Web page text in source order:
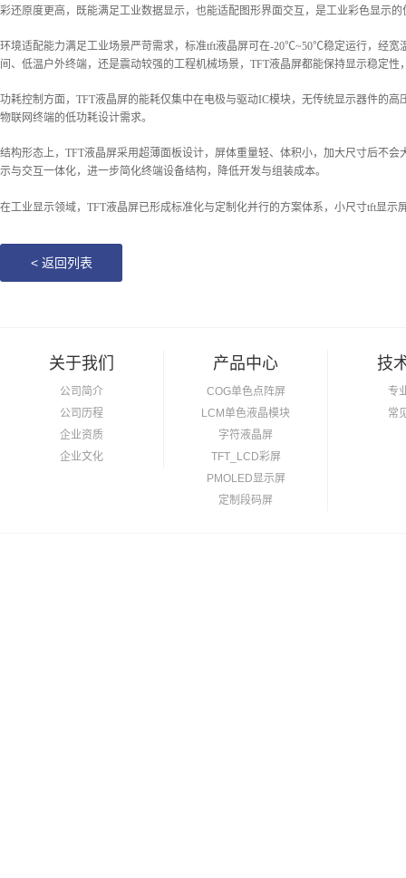
彩还原度更高，既能满足工业数据显示，也能适配图形界面交互，是工业彩色显示的
环境适配能力满足工业场景严苛需求，标准tft液晶屏可在-20℃~50℃稳定运行，经宽
间、低温户外终端，还是震动较强的工程机械场景，TFT液晶屏都能保持显示稳定
功耗控制方面， TFT液晶屏的能耗仅集中在电极与驱动IC模块，无传统显示器件的
物联网终端的低功耗设计需求。
结构形态上， TFT液晶屏采用超薄面板设计，屏体重量轻、体积小，加大尺寸后不
示与交互一体化，进一步简化终端设备结构，降低开发与组装成本。
在工业显示领域， TFT液晶屏已形成标准化与定制化并行的方案体系，小尺寸tft显
< 返回列表
关于我们
公司简介
公司历程
企业资质
企业文化
产品中心
COG单色点阵屏
LCM单色液晶模块
字符液晶屏
TFT_LCD彩屏
PMOLED显示屏
定制段码屏
技
专
常